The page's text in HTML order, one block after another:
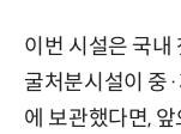
이번 시설은 국
굴처분시설이 중
에 보관했다면,